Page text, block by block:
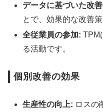
データに基づいた改
とで、効果的な改善
全従業員の参加: TPM
る活動です。
個別改善の効果
生産性の向上: ロスの